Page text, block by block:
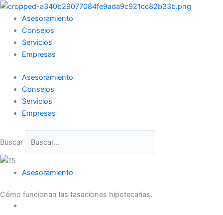
Ir
contenido
Asesoramiento
Consejos
Servicios
Empresas
Asesoramiento
Consejos
Servicios
Empresas
Buscar
Asesoramiento
Cómo funcionan las tasaciones hipotecarias.